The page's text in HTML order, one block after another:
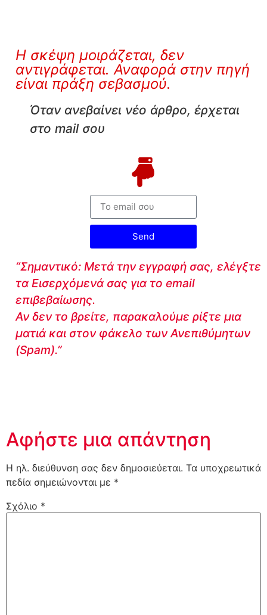
Η σκέψη μοιράζεται, δεν
αντιγράφεται. Αναφορά στην πηγή
είναι πράξη σεβασμού.
Όταν ανεβαίνει νέο άρθρο, έρχεται
στο mail σου
Send
“Σημαντικό: Μετά την εγγραφή σας, ελέγξτε
τα Εισερχόμενά σας για το email
επιβεβαίωσης.
Αν δεν το βρείτε, παρακαλούμε ρίξτε μια
ματιά και στον φάκελο των Ανεπιθύμητων
(Spam).”
Αφήστε μια απάντηση
Η ηλ. διεύθυνση σας δεν δημοσιεύεται. Τα υποχρεωτικά
πεδία σημειώνονται με *
Σχόλιο *